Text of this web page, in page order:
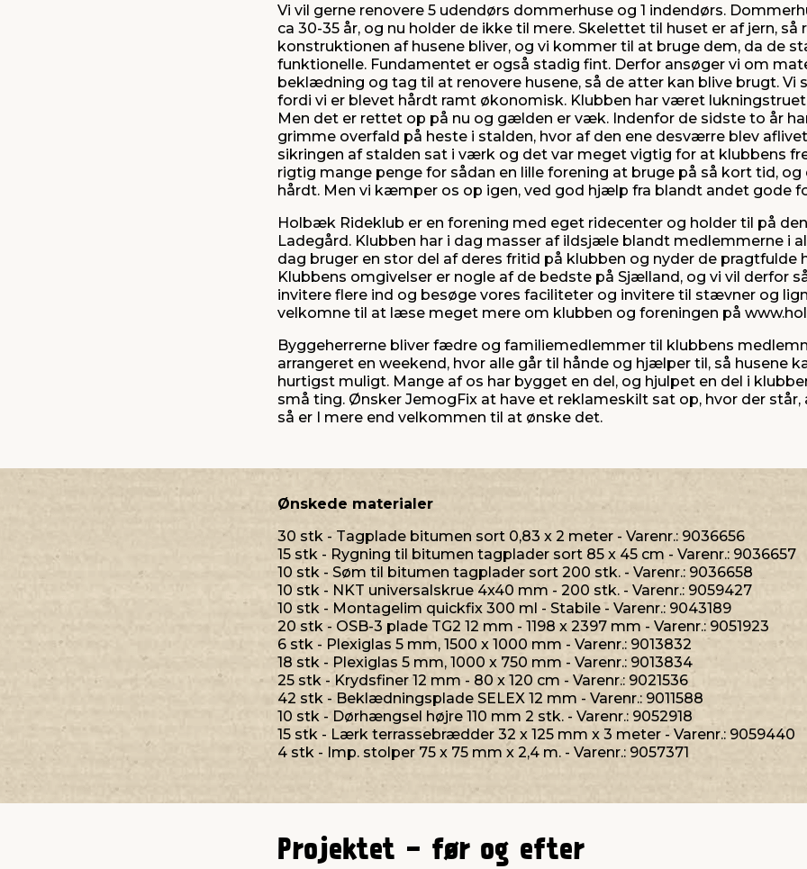
Vi vil gerne renovere 5 udendørs dommerhuse og 1 indendørs.
ca 30-35 år, og nu holder de ikke til mere. Skelettet til huset er af jern, så
konstruktionen af husene bliver, og vi kommer til at bruge dem, da de
funktionelle. Fundamentet er også stadig fint. Derfor ansøger vi om
beklædning og tag til at renovere husene, så de atter kan blive brugt. Vi
fordi vi er blevet hårdt ramt økonomisk. Klubben har været
Men det er rettet op på nu og gælden er væk. Indenfor de sidste to år
grimme overfald på heste i stalden, hvor af den ene desværre blev
sikringen af stalden sat i værk og det var meget vigtig for at klubbens
rigtig mange penge for sådan en lille forening at bruge på så kort tid,
hårdt. Men vi kæmper os op igen, ved god hjælp fra blandt andet gode
Holbæk Rideklub er en forening med eget ridecenter og holder til på
Ladegård. Klubben har i dag masser af ildsjæle blandt medlemmerne i
dag bruger en stor del af deres fritid på klubben og nyder de pragtfulde
Klubbens omgivelser er nogle af de bedste på Sjælland, og vi vil derfor
invitere flere ind og besøge vores faciliteter og invitere til stævner og
velkomne til at læse meget mere om klubben og foreningen på
Byggeherrerne bliver fædre og familiemedlemmer til klubbens
arrangeret en weekend, hvor alle går til hånde og hjælper til, så husene
hurtigst muligt. Mange af os har bygget en del, og hjulpet en del i
små ting. Ønsker JemogFix at have et reklameskilt sat op, hvor der
så er I mere end velkommen til at ønske det.
Ønskede materialer
30 stk - Tagplade bitumen sort 0,83 x 2 meter - Varenr.: 9036656
15 stk - Rygning til bitumen tagplader sort 85 x 45 cm - Varenr.: 9036657
10 stk - Søm til bitumen tagplader sort 200 stk. - Varenr.: 9036658
10 stk - NKT universalskrue 4x40 mm - 200 stk. - Varenr.: 9059427
10 stk - Montagelim quickfix 300 ml - Stabile - Varenr.: 9043189
20 stk - OSB-3 plade TG2 12 mm - 1198 x 2397 mm - Varenr.: 9051923
6 stk - Plexiglas 5 mm, 1500 x 1000 mm - Varenr.: 9013832
18 stk - Plexiglas 5 mm, 1000 x 750 mm - Varenr.: 9013834
25 stk - Krydsfiner 12 mm - 80 x 120 cm - Varenr.: 9021536
42 stk - Beklædningsplade SELEX 12 mm - Varenr.: 9011588
10 stk - Dørhængsel højre 110 mm 2 stk. - Varenr.: 9052918
15 stk - Lærk terrassebrædder 32 x 125 mm x 3 meter - Varenr.: 9059440
4 stk - Imp. stolper 75 x 75 mm x 2,4 m. - Varenr.: 9057371
Projektet - før og efter